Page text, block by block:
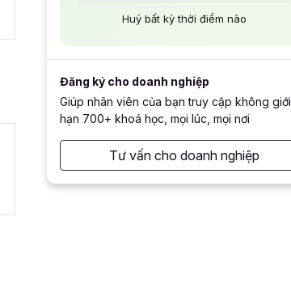
Huỷ bất kỳ thời điểm nào
Đăng ký cho doanh nghiệp
Giúp nhân viên của bạn truy cập không giới
hạn 700+ khoá học, mọi lúc, mọi nơi
Tư vấn cho doanh nghiệp